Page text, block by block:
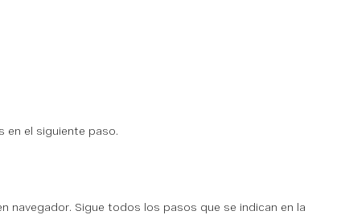
en el siguiente paso.
navegador. Sigue todos los pasos que se indican en la